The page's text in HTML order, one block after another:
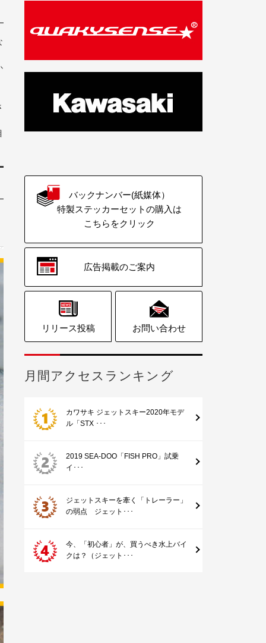
バックナンバー(紙媒体）
特製ステッカーセットの購入は
こちらをクリック
広告掲載のご案内
リリース投稿 お問い合わせ
月間アクセスランキング
カワサキ ジェットスキー2020年モデ
ル「STX ･･･
2019 SEA-DOO「FISH PRO」試乗
イ･･･
ジェットスキーを牽く「トレーラー」
の弱点 ジェット･･･
今、「初心者」が、買うべき水上バイ
クは？（ジェット･･･